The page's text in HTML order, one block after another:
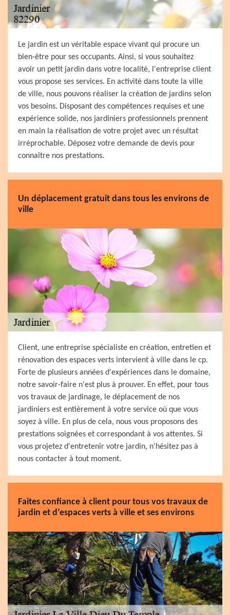
Le jardin est un véritable espace vivant qui procure un
bien-être pour ses occupants. Ainsi, si vous souhaitez
avoir un petit jardin dans votre localité, l'entreprise client
vous propose ses services. En activité dans toute la ville
de ville, nous pouvons réaliser la création de jardins selon
vos besoins. Disposant des compétences requises et une
expérience solide, nos jardiniers professionnels prennent
en main la réalisation de votre projet avec un résultat
irréprochable. Déposez votre demande de devis pour
connaître nos prestations.
Un déplacement gratuit dans tous les environs de
ville
Client, une entreprise spécialiste en création, entretien et
rénovation des espaces verts intervient à ville dans le cp.
Forte de plusieurs années d'expériences dans le domaine,
notre savoir-faire n'est plus à prouver. En effet, pour tous
vos travaux de jardinage, le déplacement de nos
jardiniers est entièrement à votre service où que vous
soyez à ville. En plus de cela, nous vous proposons des
prestations soignées et correspondant à vos attentes. Si
vous projetez d'entretenir votre jardin, n'hésitez pas à
nous contacter à tout moment.
Faites confiance à client pour tous vos travaux de
jardin et d’espaces verts à ville et ses environs